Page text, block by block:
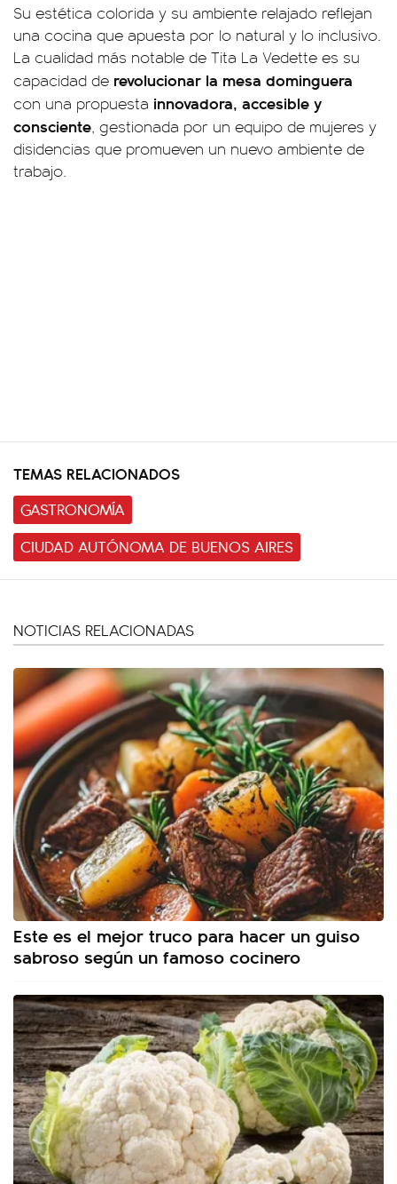
Su estética colorida y su ambiente relajado reflejan
una cocina que apuesta por lo natural y lo inclusivo.
La cualidad más notable de Tita La Vedette es su
capacidad de revolucionar la mesa dominguera
con una propuesta innovadora, accesible y
consciente , gestionada por un equipo de mujeres y
disidencias que promueven un nuevo ambiente de
trabajo.
TEMAS RELACIONADOS
GASTRONOMÍA
CIUDAD AUTÓNOMA DE BUENOS AIRES
NOTICIAS RELACIONADAS
Este es el mejor truco para hacer un guiso
sabroso según un famoso cocinero